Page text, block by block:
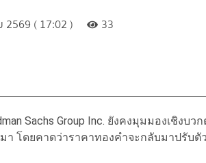
2569 ( 17:02 ) 33
Sachs Group Inc. ยังคงมุมมองเชิงบ
า โดยคาดว่าราคาทองคำจะกลับมาปรับ